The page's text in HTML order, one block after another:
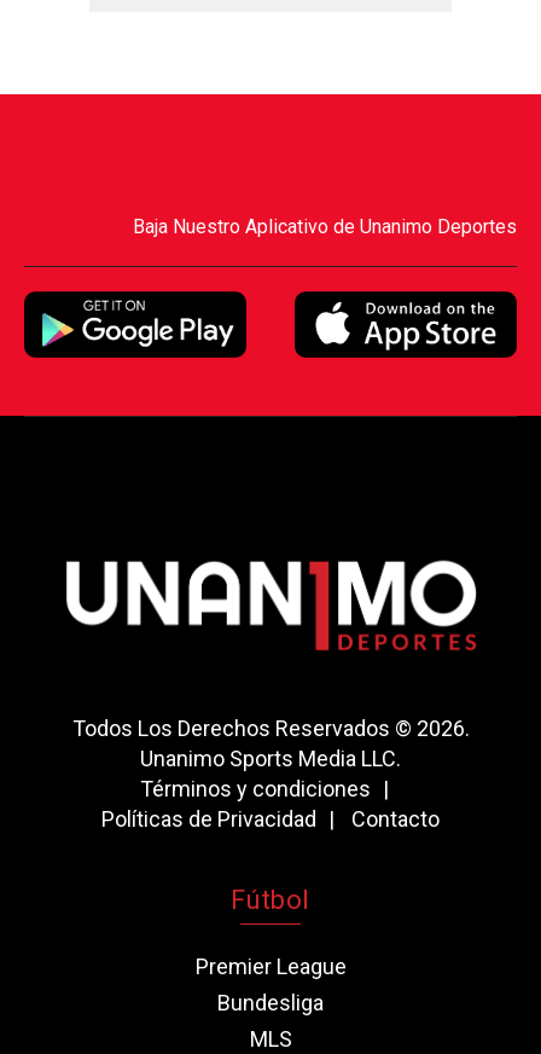
Baja Nuestro Aplicativo de Unanimo Deportes
Todos Los Derechos Reservados © 2026.
Unanimo Sports Media LLC.
Términos y condiciones
Políticas de Privacidad
Contacto
Fútbol
Premier League
Bundesliga
MLS